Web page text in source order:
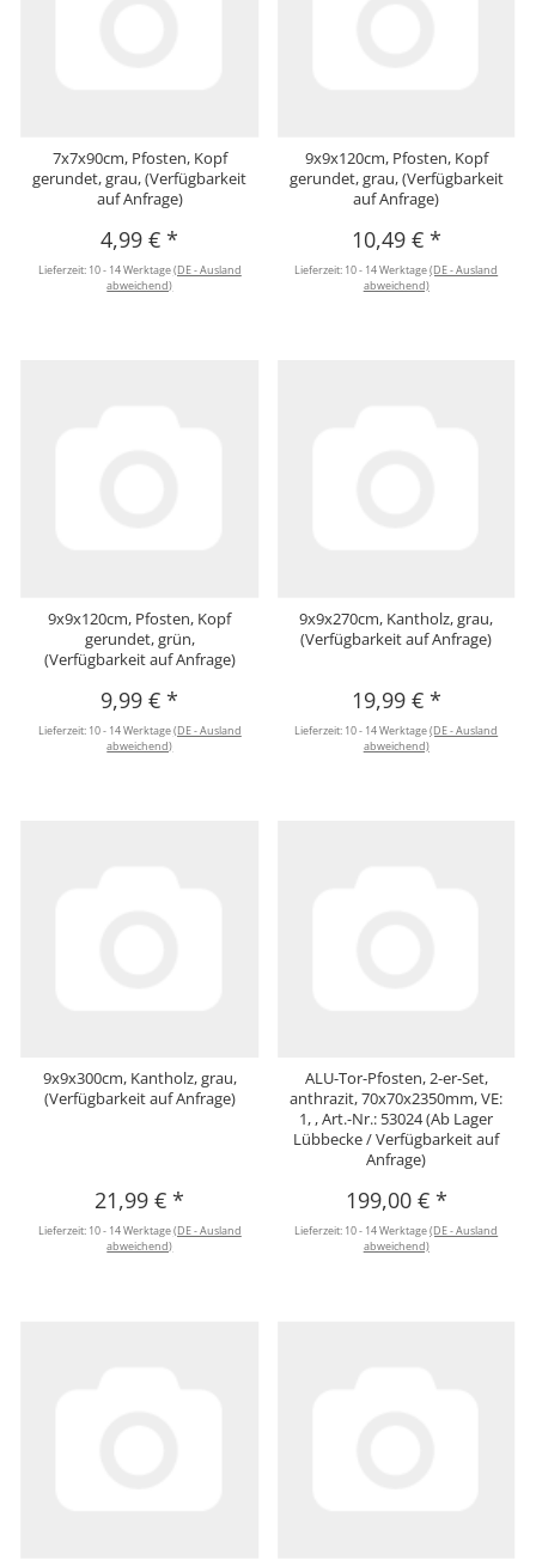
7x7x90cm, Pfosten, Kopf
gerundet, grau, (Verfügbarkeit
auf Anfrage)
4,99 €*
Lieferzeit: 10 - 14 Werktage(DE - Ausland
abweichend)
9x9x120cm, Pfosten, Kopf
gerundet, grau, (Verfügbarkeit
auf Anfrage)
10,49 € *
Lieferzeit: 10 - 14 Werktage(DE - Ausland
abweichend)
9x9x120cm, Pfosten, Kopf
gerundet, grün,
(Verfügbarkeit auf Anfrage)
9,99 €*
Lieferzeit: 10 - 14 Werktage(DE - Ausland
abweichend)
9x9x270cm, Kantholz, grau,
(Verfügbarkeit auf Anfrage)
19,99 € *
Lieferzeit: 10 - 14 Werktage(DE - Ausland
abweichend)
9x9x300cm, Kantholz, grau,
(Verfügbarkeit auf Anfrage)
21,99 €*
Lieferzeit: 10 - 14 Werktage(DE - Ausland
abweichend)
ALU-Tor-Pfosten, 2-er-Set,
anthrazit, 70x70x2350mm, VE:
1, , Art.-Nr.: 53024 (Ab Lager
Lübbecke / Verfügbarkeit auf
Anfrage)
199,00 € *
Lieferzeit: 10 - 14 Werktage(DE - Ausland
abweichend)